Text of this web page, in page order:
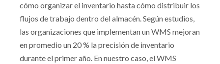
cómo organizar el inventario hasta cómo distribuir los
flujos de trabajo dentro del almacén. Según estudios,
las organizaciones que implementan un WMS mejoran
en promedio un 20 % la precisión de inventario
durante el primer año. En nuestro caso, el WMS